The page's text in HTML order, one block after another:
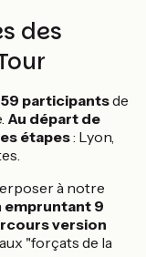
des
59 participantsde
Au départ de
étapes: Lyon,
à notre
empruntant 9
version
"forçats de la